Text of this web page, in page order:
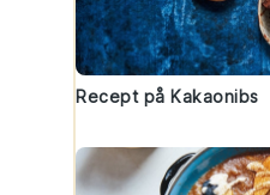
Recept på Kakaonibs